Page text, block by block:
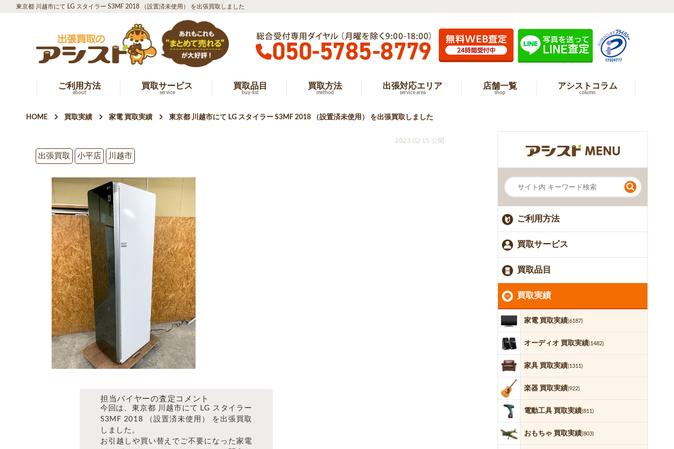
東京都 川越市にて LG スタイラー S3MF 2018 （設置済未使用） を出張買取しました
ご利用方法
about
買取サービス
service
買取品目
buy-list
買取方法
method
出張対応エリア
service area
店舗一覧
shop
アシストコラム
column
HOME 買取実績 家電 買取実績 東京都 川越市にて LG スタイラー S3MF 2018 （設置済未使用） を出張買取しました
2023.02.15 公開
出張買取
小平店 川越市
担当バイヤーの査定コメント
今回は、東京都 川越市にて LG スタイラー
S3MF 2018 （設置済未使用） を出張買取
しました。
お引越しや買い替えでご不要になった家電
ご利用方法
買取サービス
買取品目
買取実績
家電 買取実績(6187)
オーディオ 買取実績(1482)
家具 買取実績(1311)
楽器 買取実績(922)
電動工具 買取実績(811)
おもちゃ 買取実績(803)